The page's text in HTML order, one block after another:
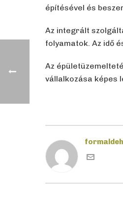
építésével és
Az integrált
folyamatok. Az idő
Az
vállalkozása képes